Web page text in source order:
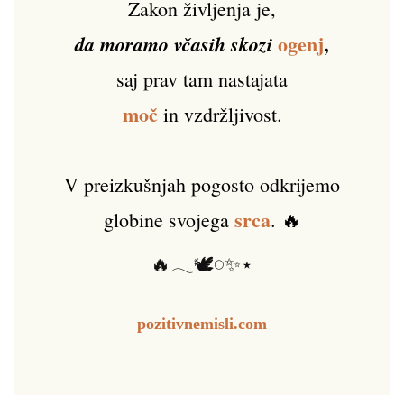
Zakon življenja je,
da moramo včasih skoziogenj,
saj prav tam nastajata
močin vzdržljivost.
V preizkušnjah pogosto odkrijemo
globine svojega srca. 🔥
🔥𓂃🕊️𓏸✨⋆
pozitivnemisli.com